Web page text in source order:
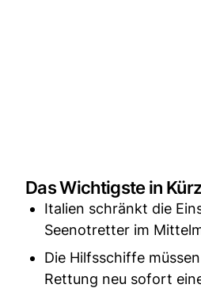
Das Wichtigste in
Italien schränkt die
Seenotretter im
Die Hilfsschiffe
Rettung neu sofort